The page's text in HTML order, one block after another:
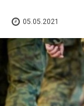
05.05.2021